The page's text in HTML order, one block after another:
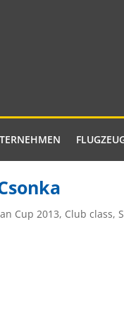
Cup 2013, Club class,